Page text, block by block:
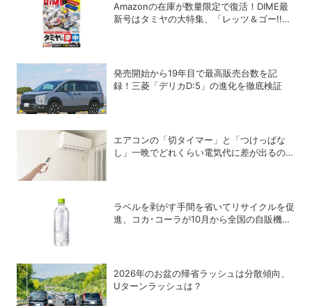
Amazonの在庫が数量限定で復活！DIME最
新号はタミヤの大特集、「レッツ＆ゴー!!」
発売開始から19年目で最高販売台数を記
録！三菱「デリカD:5」の進化を徹底検証
エアコンの「切タイマー」と「つけっぱな
し」一晩でどれくらい電気代に差が出るの
ラベルを剥がす手間を省いてリサイクルを促
進、コカ･コーラが10月から全国の自販機で
2026年のお盆の帰省ラッシュは分散傾向、
Uターンラッシュは？